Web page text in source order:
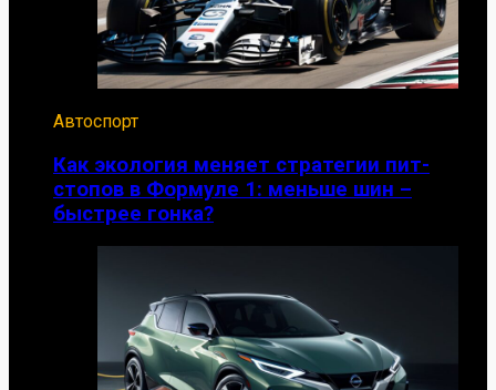
Автоспорт
Как экология меняет стратегии пит-
стопов в Формуле 1: меньше шин –
быстрее гонка?